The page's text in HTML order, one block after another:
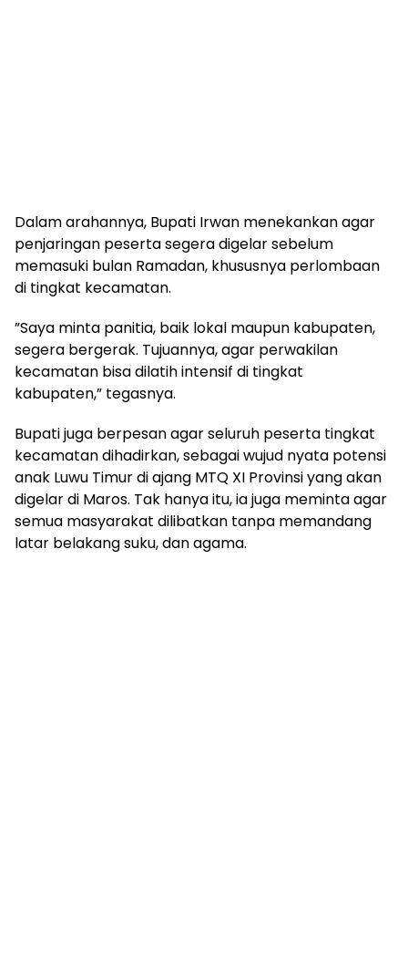
‎Dalam arahannya, Bupati Irwan menekankan agar
penjaringan peserta segera digelar sebelum
memasuki bulan Ramadan, khususnya perlombaan
di tingkat kecamatan.
‎”Saya minta panitia, baik lokal maupun kabupaten,
segera bergerak. Tujuannya, agar perwakilan
kecamatan bisa dilatih intensif di tingkat
kabupaten,” tegasnya.
‎Bupati juga berpesan agar seluruh peserta tingkat
kecamatan dihadirkan, sebagai wujud nyata potensi
anak Luwu Timur di ajang MTQ XI Provinsi yang akan
digelar di Maros. Tak hanya itu, ia juga meminta agar
semua masyarakat dilibatkan tanpa memandang
latar belakang suku, dan agama.